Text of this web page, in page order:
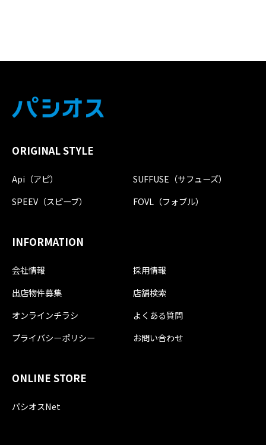
ORIGINAL STYLE
Api（アピ）
SUFFUSE（サフューズ）
SPEEV（スピーブ）
FOVL（フォブル）
INFORMATION
会社情報
採用情報
出店物件募集
店舗検索
オンラインチラシ
よくある質問
プライバシーポリシー
お問い合わせ
ONLINE STORE
パシオスNet